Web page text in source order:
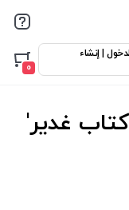
| إنشاء
0
غدیر'